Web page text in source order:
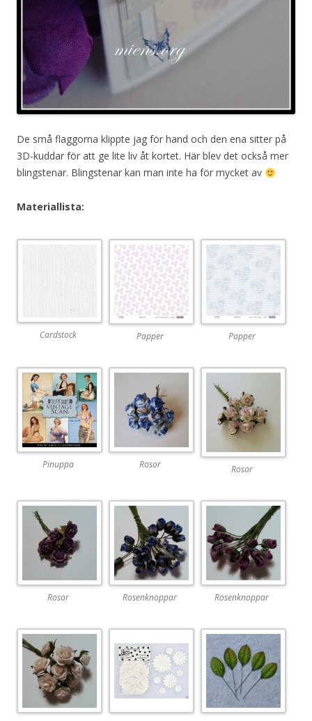
De små flaggorna klippte jag för hand och den ena sitter på
3D-kuddar för att ge lite liv åt kortet. Här blev det också mer
blingstenar. Blingstenar kan man inte ha för mycket av
Materiallista:
Cardstock Papper Papper
Pinuppa Rosor Rosor
Rosor Rosenknoppar Rosenknoppar